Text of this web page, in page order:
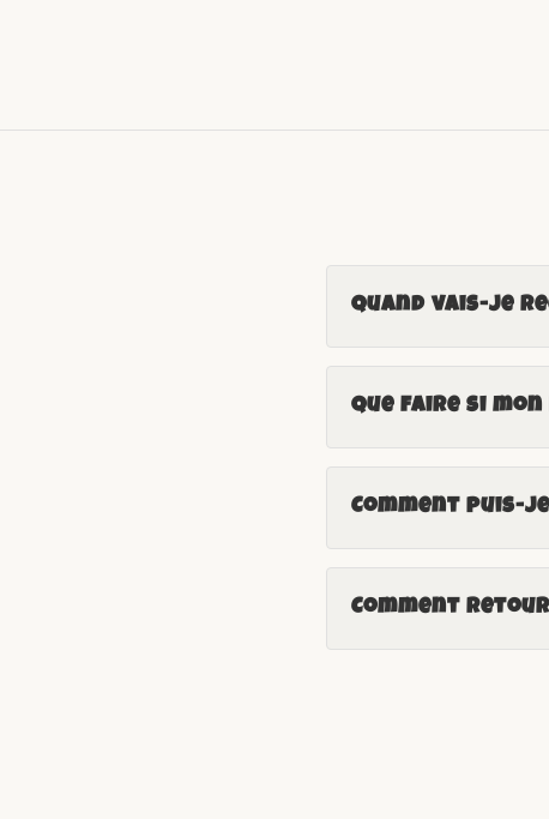
Quand vais-je
Que faire si
Comment puis-
Comment